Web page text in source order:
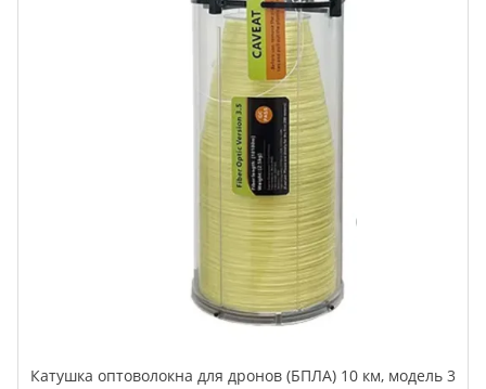
Катушка оптоволокна для дронов (БПЛА) 10 км, модель 3